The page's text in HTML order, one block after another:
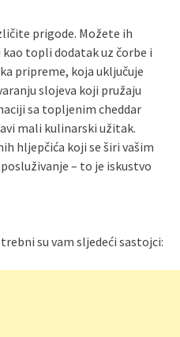
prigode. Možete ih
topli dodatak uz čorbe i
pripreme, koja uključuje
slojeva koji pružaju
sa topljenim cheddar
mali kulinarski užitak.
hljepčića koji se širi vašim
– to je iskustvo
su vam sljedeći sastojci: